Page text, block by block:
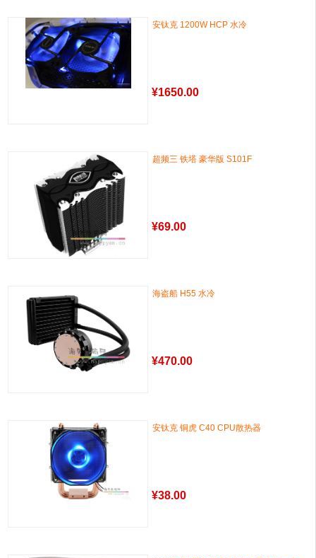
安钛克 1200W HCP 水冷
¥1650.00
超频三 铁塔 豪华版 S101F
¥69.00
海盗船 H55 水冷
¥470.00
安钛克 铜虎 C40 CPU散热器
¥38.00